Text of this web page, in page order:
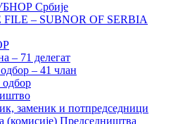
Србије
FILE – SUBNOR OF SERBIA
– 71 делегат
– 41 члан
заменик и потпредседници
(комисије) Председништва